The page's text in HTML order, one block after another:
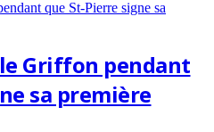
Griffon pendant
sa première